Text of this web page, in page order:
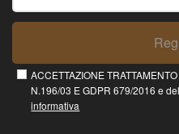
ACCETTAZIONE
N.196/03 E GDPR 679/2016 e
informativa